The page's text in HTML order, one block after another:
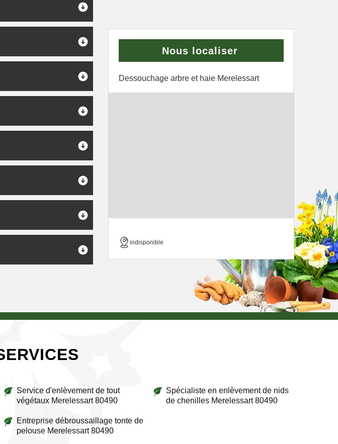
Nous localiser
Dessouchage arbre et haie Merelessart
indisponible
Service d'enlèvement de tout
végétaux Merelessart 80490
Entreprise débroussaillage tonte de
pelouse Merelessart 80490
Spécialiste en enlèvement de nids
de chenilles Merelessart 80490